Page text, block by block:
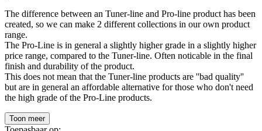
The difference between an Tuner-line and Pro-line product has been
created, so we can make 2 different collections in our own product
range.
The Pro-Line is in general a slightly higher grade in a slightly higher
price range, compared to the Tuner-line. Often noticable in the final
finish and durability of the product.
This does not mean that the Tuner-line products are ''bad quality''
but are in general an affordable alternative for those who don't need
the high grade of the Pro-Line products.
Toon meer